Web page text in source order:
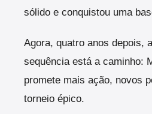
sólido e conquistou uma
Agora, quatro anos depois,
sequência está a caminho:
promete mais ação, novos
torneio épico.